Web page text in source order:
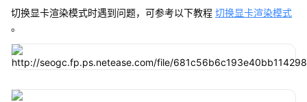
切换显卡渲染模式时遇到问题，可参考以下教程 切换显卡渲染模式
。